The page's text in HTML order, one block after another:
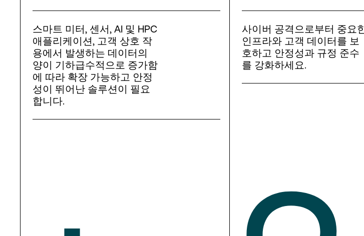
스마트 미터, 센서, AI 및 HPC
애플리케이션, 고객 상호 작
용에서 발생하는 데이터의
양이 기하급수적으로 증가함
에 따라 확장 가능하고 안정
성이 뛰어난 솔루션이 필요
합니다.
사이버 공격으로부터 중요
인프라와 고객 데이터를 보
호하고 안정성과 규정 준수
를 강화하세요.